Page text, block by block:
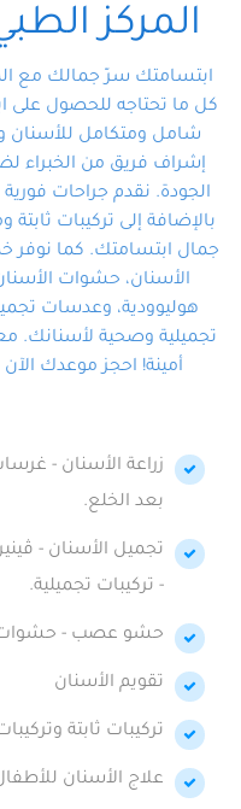
المركز
ابتسامتك سرّ جمالك مع
كل ما تحتاجه للحصول على
شامل ومتكامل للأسنان
إشراف فريق من الخبراء
الجودة. نقدم جراحات
بالإضافة إلى تركيبات
جمال ابتسامتك. كما نوفر
الأسنان، حشوات
هوليوودية، وعدسات
تجميلية وصحية لأسنانك.
أمينة! احجز موعدك الآن
زراعة الأسنان -
بعد الخلع.
تجميل الأسنان -
- تركيبات تجميلية.
حشو عصب - حشوات
تقويم الأسنان
تركيبات ثابتة
علاج الأسنان